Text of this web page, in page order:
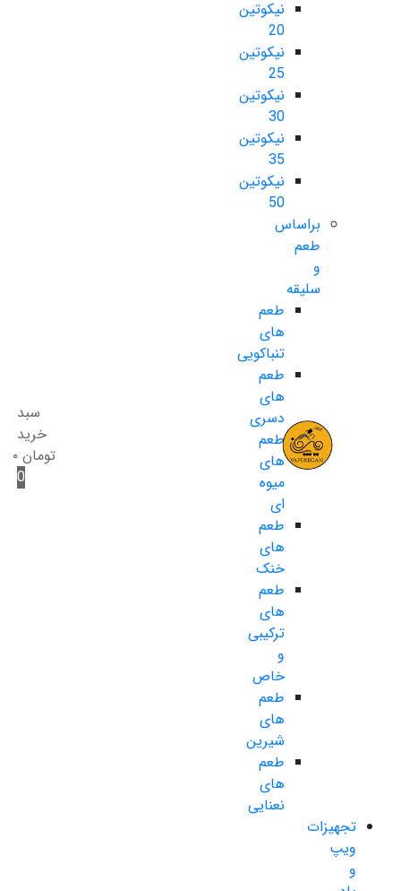
نیکوتین
20
نیکوتین
25
نیکوتین
30
نیکوتین
35
نیکوتین
50
براساس
طعم
و
سلیقه
طعم
های
تنباکویی
طعم
های
دسری
طعم
های
میوه
ای
طعم
های
خنک
طعم
های
ترکیبی
و
خاص
طعم
های
شیرین
طعم
های
نعنایی
تجهیزات
ویپ
و
سبد
خرید
تومان ۰
0